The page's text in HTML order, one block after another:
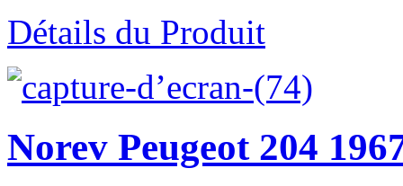
Détails du Produit
Norev Peugeot 204